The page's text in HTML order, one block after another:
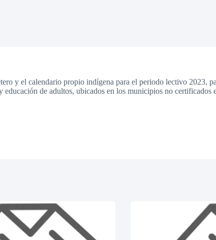
y el calendario propio indígena para el periodo lectivo 2023,
de adultos, ubicados en los municipios no